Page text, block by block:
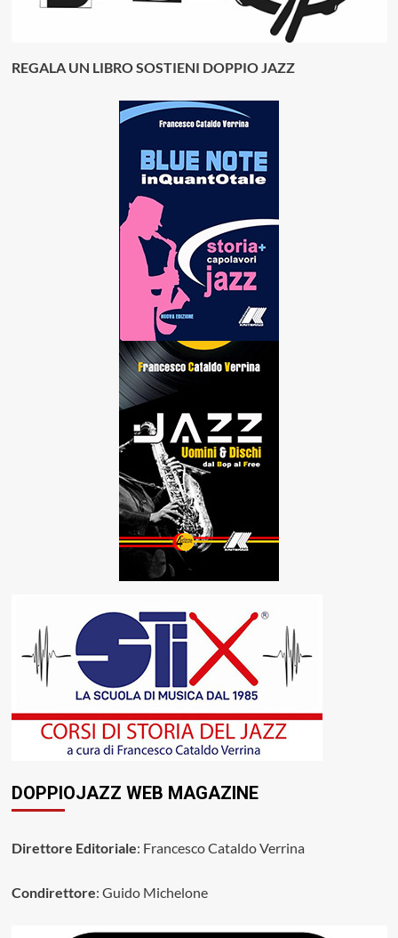
REGALA UN LIBRO SOSTIENI DOPPIO JAZZ
DOPPIOJAZZ WEB MAGAZINE
Direttore Editoriale: Francesco Cataldo Verrina
Condirettore: Guido Michelone